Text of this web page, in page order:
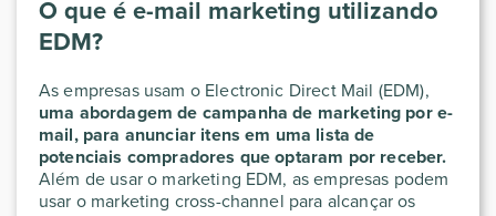
O que é e-mail marketing utilizando
EDM?
As empresas usam o Electronic Direct Mail (EDM),
uma abordagem de campanha de marketing por e-
mail, para anunciar itens em uma lista de
potenciais compradores que optaram por receber.
Além de usar o marketing EDM, as empresas podem
usar o marketing cross-channel para alcançar os